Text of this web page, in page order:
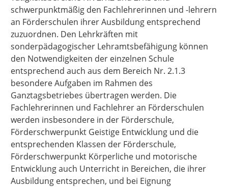
schwerpunktmäßig den Fachlehrerinnen und -lehrern
an Förderschulen ihrer Ausbildung entsprechend
zuzuordnen. Den Lehrkräften mit
sonderpädagogischer Lehramtsbefähigung können
den Notwendigkeiten der einzelnen Schule
entsprechend auch aus dem Bereich Nr. 2.1.3
besondere Aufgaben im Rahmen des
Ganztagsbetriebes übertragen werden. Die
Fachlehrerinnen und Fachlehrer an Förderschulen
werden insbesondere in der Förderschule,
Förderschwerpunkt Geistige Entwicklung und die
entsprechenden Klassen der Förderschule,
Förderschwerpunkt Körperliche und motorische
Entwicklung auch Unterricht in Bereichen, die ihrer
Ausbildung entsprechen, und bei Eignung